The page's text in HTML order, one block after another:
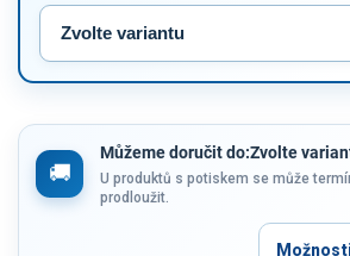
Můžeme doručit do:Zvolte
U produktů s potiskem se může
prodloužit.